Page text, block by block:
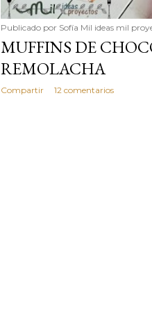
Publicado por Sofía Mil ideas mil
MUFFINS DE
REMOLACHA
Compartir 12 comentarios